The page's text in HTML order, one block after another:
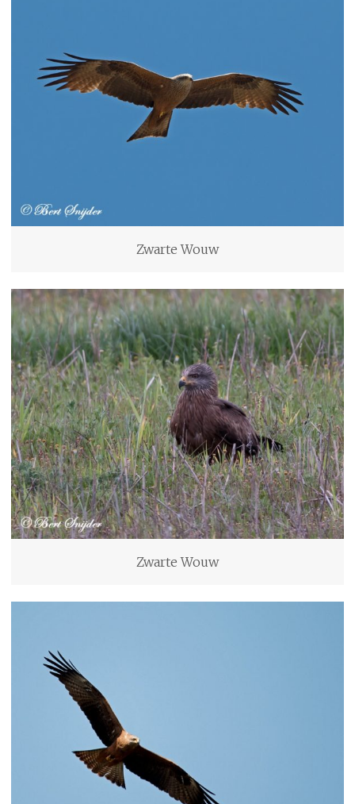
Zwarte Wouw
Zwarte Wouw